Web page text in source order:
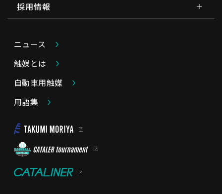
採用情報
ニュース
触媒とは
自動車用触媒
用語集